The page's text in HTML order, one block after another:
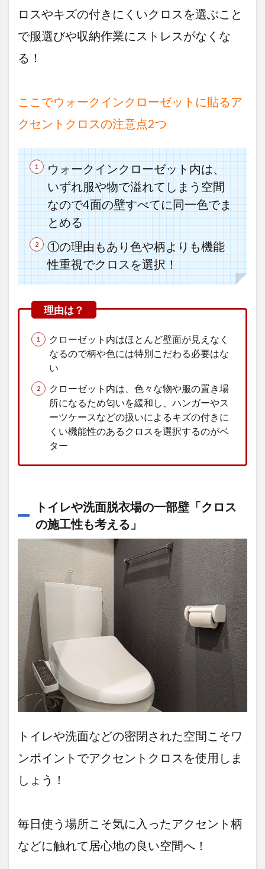
ロスやキズの付きにくいクロスを選ぶこと
で服選びや収納作業にストレスがなくな
る！
ここでウォークインクローゼットに貼るア
クセントクロスの注意点2つ
ウォークインクローゼット内は、
いずれ服や物で溢れてしまう空間
なので4面の壁すべてに同一色でま
とめる
①の理由もあり色や柄よりも機能
性重視でクロスを選択！
クローゼット内はほとんど壁面が見えなく
なるので柄や色には特別こだわる必要はな
い
クローゼット内は、色々な物や服の置き場
所になるため匂いを緩和し、ハンガーやス
ーツケースなどの扱いによるキズの付きに
くい機能性のあるクロスを選択するのがベ
ター
トイレや洗面脱衣場の一部壁「クロス
の施工性も考える」
トイレや洗面などの密閉された空間こそワ
ンポイントでアクセントクロスを使用しま
しょう！
毎日使う場所こそ気に入ったアクセント柄
などに触れて居心地の良い空間へ！